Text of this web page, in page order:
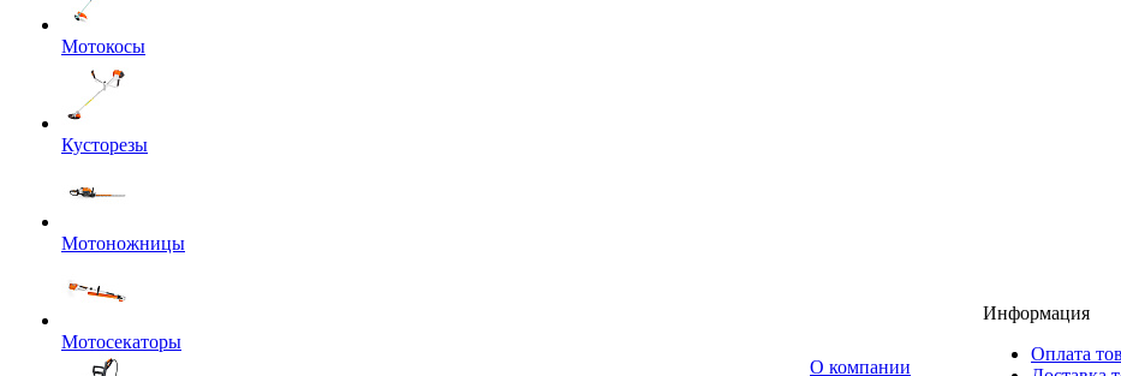
Мотокосы
Кусторезы
Мотоножницы
Мотосекаторы
O компании
Информация
Оплата